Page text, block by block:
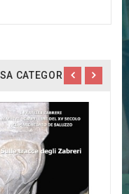
CATEGORIA: